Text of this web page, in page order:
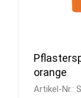
orange
Artikel-Nr.: